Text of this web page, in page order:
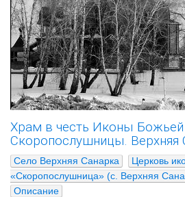
Храм в честь Иконы
Скоропослушницы. Верхняя
Село Верхняя Санарка
Церковь
«Скоропослушница» (с. Верхняя
Описание